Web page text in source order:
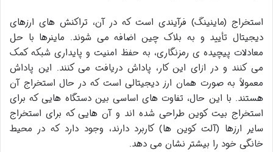
استخراج (ماینینگ) فرآیندی است که در آن، تراکنش های ارزهای
دیجیتال تأیید و به بلاک چین اضافه می شوند. ماینرها با حل
معادلات پیچیده ی رمزنگاری، به حفظ امنیت و پایداری شبکه کمک
می کنند و در ازای این کار، پاداش دریافت می کنند. این پاداش
معمولاً به صورت همان ارز دیجیتالی است که در حال استخراج آن
هستند. با این حال، تفاوت های اساسی بین دستگاه هایی که برای
استخراج بیت کوین طراحی شده اند و آن هایی که برای استخراج
سایر ارزها (آلت کوین ها) کاربرد دارند، وجود دارد که در محیط
خانگی خود را بیشتر نشان می دهد.